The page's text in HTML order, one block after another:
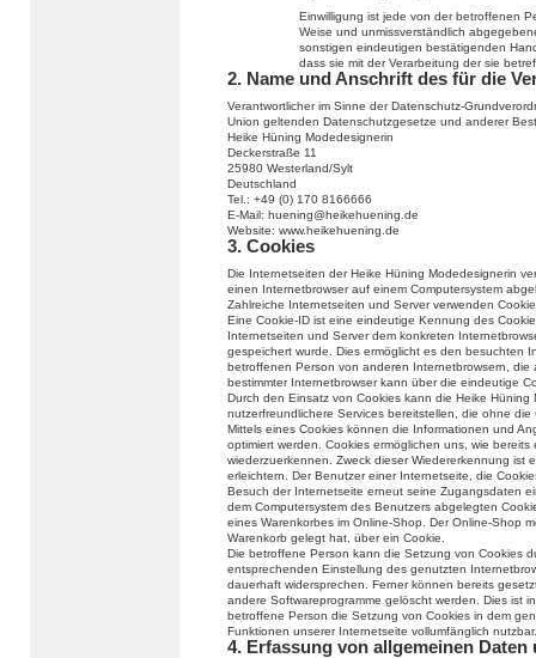
Einwilligung ist jede von der betroffenen
Weise und unmissverständlich
sonstigen eindeutigen bestätigenden
dass sie mit der Verarbeitung der sie
2. Name und Anschrift des für die
Verantwortlicher im Sinne der Datenschutz-
Union geltenden Datenschutzgesetze und anderer
Heike Hüning Modedesignerin
Deckerstraße 11
25980 Westerland/Sylt
Deutschland
Tel.: +49 (0) 170 8166666
E-Mail: huening@heikehuening.de
Website: www.heikehuening.de
3. Cookies
Die Internetseiten der Heike Hüning Modedesignerin
einen Internetbrowser auf einem Computersystem
Zahlreiche Internetseiten und Server verwenden
Eine Cookie-ID ist eine eindeutige Kennung des
Internetseiten und Server dem konkreten
gespeichert wurde. Dies ermöglicht es den besuchten
betroffenen Person von anderen Internetbrowsern,
bestimmter Internetbrowser kann über die eindeutige
Durch den Einsatz von Cookies kann die Heike
nutzerfreundlichere Services bereitstellen, die ohne
Mittels eines Cookies können die Informationen und
optimiert werden. Cookies ermöglichen uns, wie
wiederzuerkennen. Zweck dieser Wiedererkennung ist
erleichtern. Der Benutzer einer Internetseite, die
Besuch der Internetseite erneut seine Zugangsdaten
dem Computersystem des Benutzers abgelegten
eines Warenkorbes im Online-Shop. Der Online-Shop
Warenkorb gelegt hat, über ein Cookie.
Die betroffene Person kann die Setzung von Cookies
entsprechenden Einstellung des genutzten
dauerhaft widersprechen. Ferner können bereits
andere Softwareprogramme gelöscht werden. Dies ist
betroffene Person die Setzung von Cookies in dem
Funktionen unserer Internetseite vollumfänglich nutzbar.
4. Erfassung von allgemeinen